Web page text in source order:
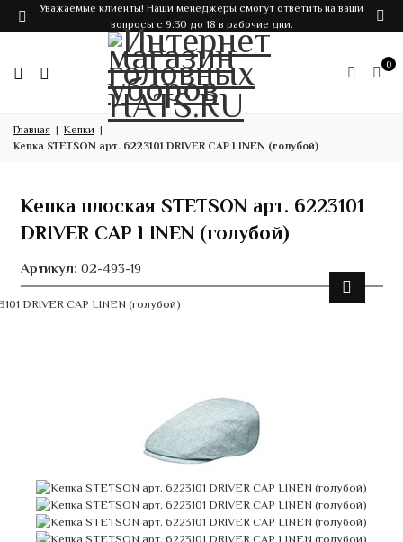
Уважаемые клиенты! Наши менеджеры смогут ответить на ваши
вопросы с 9:30 до 18 в рабочие дни.
0
Главная
Кепки
Кепка STETSON арт. 6223101 DRIVER CAP LINEN (голубой)
Кепка плоская STETSON арт. 6223101
DRIVER CAP LINEN (голубой)
Артикул: 02-493-19